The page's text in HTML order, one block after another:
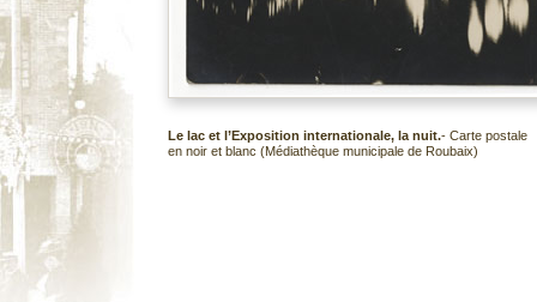
Le lac et l’Exposition internationale, la nuit.- Carte postale
en noir et blanc (Médiathèque municipale de Roubaix)